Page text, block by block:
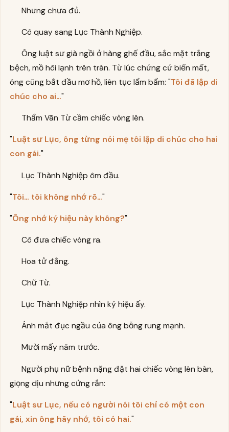
Nhưng chưa đủ.
Cô quay sang Lục Thành Nghiệp.
Ông luật sư già ngồi ở hàng ghế đầu, sắc mặt trắng
bệch, mồ hôi lạnh trên trán. Từ lúc chứng cứ biến mất,
ông cũng bắt đầu mơ hồ, liên tục lẩm bẩm: "Tôi đã lập di
chúc cho ai…"
Thẩm Vãn Từ cầm chiếc vòng lên.
"Luật sư Lục, ông từng nói mẹ tôi lập di chúc cho hai
con gái."
Lục Thành Nghiệp ôm đầu.
"Tôi… tôi không nhớ rõ…"
"Ông nhớ ký hiệu này không?"
Cô đưa chiếc vòng ra.
Hoa tử đằng.
Chữ Từ.
Lục Thành Nghiệp nhìn ký hiệu ấy.
Ánh mắt đục ngầu của ông bỗng rung mạnh.
Mười mấy năm trước.
Người phụ nữ bệnh nặng đặt hai chiếc vòng lên bàn,
giọng dịu nhưng cứng rắn:
"Luật sư Lục, nếu có người nói tôi chỉ có một con
gái, xin ông hãy nhớ, tôi có hai."